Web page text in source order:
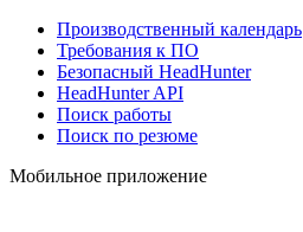
Производственный календарь
Требования к ПО
Безопасный HeadHunter
HeadHunter API
Поиск работы
Поиск по резюме
Мобильное приложение